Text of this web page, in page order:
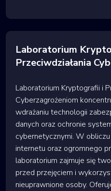
Laboratorium
Przeciwdziałania
Laboratorium Kryptografii i
Cyberzagrożeniom
wdrażaniu technologii
danych oraz ochronie
cybernetycznymi. W
internetu oraz ogromnego
laboratorium zajmuje się
przed przejęciem i
nieuprawnione osoby.